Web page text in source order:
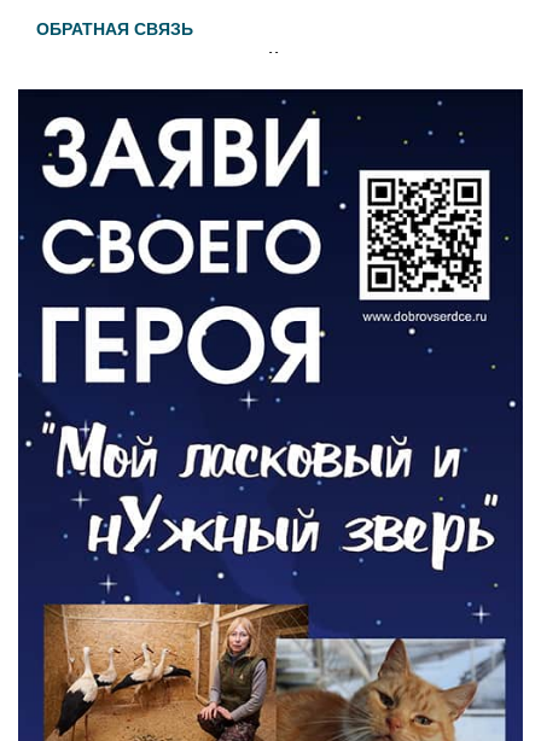
ОБРАТНАЯ СВЯЗЬ
Администрация онлайн
ВЛАСТЬ
День памяти и «Симфония народов»
06.08.2026
Новый настил на экотропе
05.08.2026